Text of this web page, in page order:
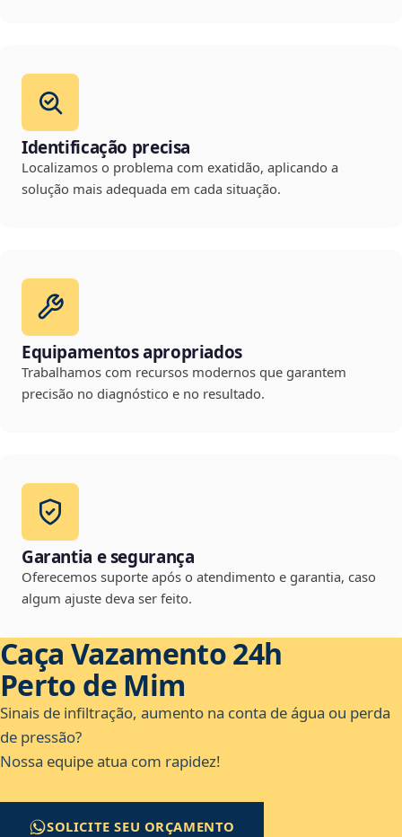
Identificação precisa
Localizamos o problema com exatidão, aplicando a
solução mais adequada em cada situação.
Equipamentos apropriados
Trabalhamos com recursos modernos que garantem
precisão no diagnóstico e no resultado.
Garantia e segurança
Oferecemos suporte após o atendimento e garantia, caso
algum ajuste deva ser feito.
Caça Vazamento 24h
Perto de Mim
Sinais de infiltração, aumento na conta de água ou perda
de pressão?
Nossa equipe atua com rapidez!
SOLICITE SEU ORÇAMENTO